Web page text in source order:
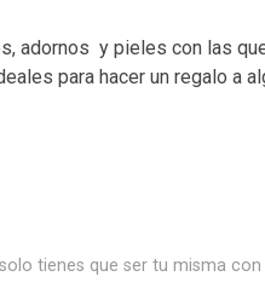
adornos y pieles con las
para hacer un regalo a
tienes que ser tu misma con